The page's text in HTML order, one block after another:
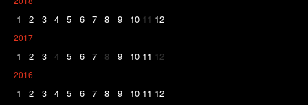
1 2 3 4 5 6 7 8 9 10 11 12
2017
1 2 3 4 5 6 7 8 9 10 11 12
2016
1 2 3 4 5 6 7 8 9 10 11 12